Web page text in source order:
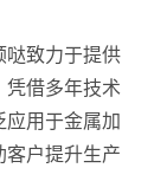
哒致力于提供
凭借多年技术
用于金属加
客户提升生产